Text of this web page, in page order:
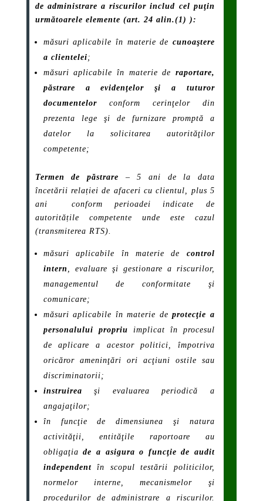
de administrare a riscurilor includ cel puţin
următoarele elemente (art. 24 alin.(1) ):
măsuri aplicabile în materie de cunoaştere
a clientelei ;
măsuri aplicabile în materie de raportare,
păstrare a evidenţelor şi a tuturor
documentelorconform cerinţelor din
prezenta lege şi de furnizare promptă a
datelor la solicitarea autorităţilor
competente;
Termen de păstrare – 5 ani de la data
încetării relației de afaceri cu clientul, plus 5
ani conform perioadei indicate de
autoritățile competente unde este cazul
(transmiterea RTS).
măsuri aplicabile în materie de control
intern
, evaluare şi gestionare a riscurilor,
managementul de conformitate şi
comunicare;
măsuri aplicabile în materie deprotecţie a
personalului propriu implicat în procesul
de aplicare a acestor politici, împotriva
oricăror ameninţări ori acţiuni ostile sau
discriminatorii;
instruirea şi evaluarea periodică a
angajaţilor;
în funcţie de dimensiunea şi natura
activităţii, entităţile raportoare au
obligaţiade a asigura o funcţie de audit
independentîn scopul testării politicilor,
normelor interne, mecanismelor şi
procedurilor de administrare a riscurilor.